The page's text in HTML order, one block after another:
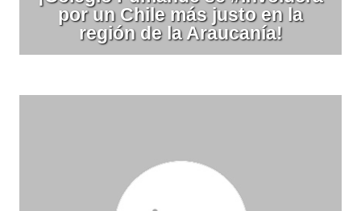
por un Chile más justo en la
región de la Araucanía!